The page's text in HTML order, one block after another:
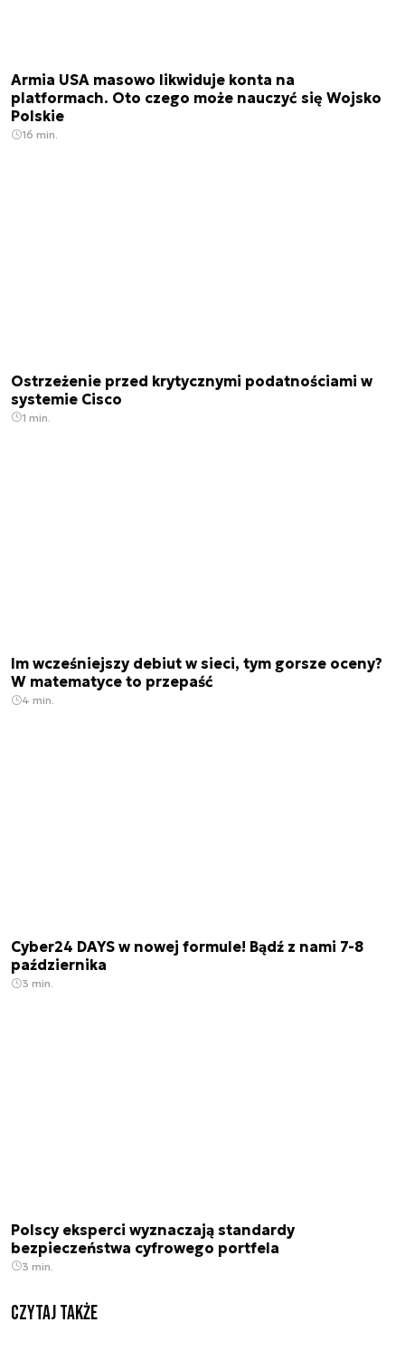
Armia USA masowo likwiduje konta na
platformach. Oto czego może nauczyć się Wojsko
Polskie
16 min.
Ostrzeżenie przed krytycznymi podatnościami w
systemie Cisco
1 min.
Im wcześniejszy debiut w sieci, tym gorsze oceny?
W matematyce to przepaść
4 min.
Cyber24 DAYS w nowej formule! Bądź z nami 7-8
października
3 min.
Polscy eksperci wyznaczają standardy
bezpieczeństwa cyfrowego portfela
3 min.
Czytaj także